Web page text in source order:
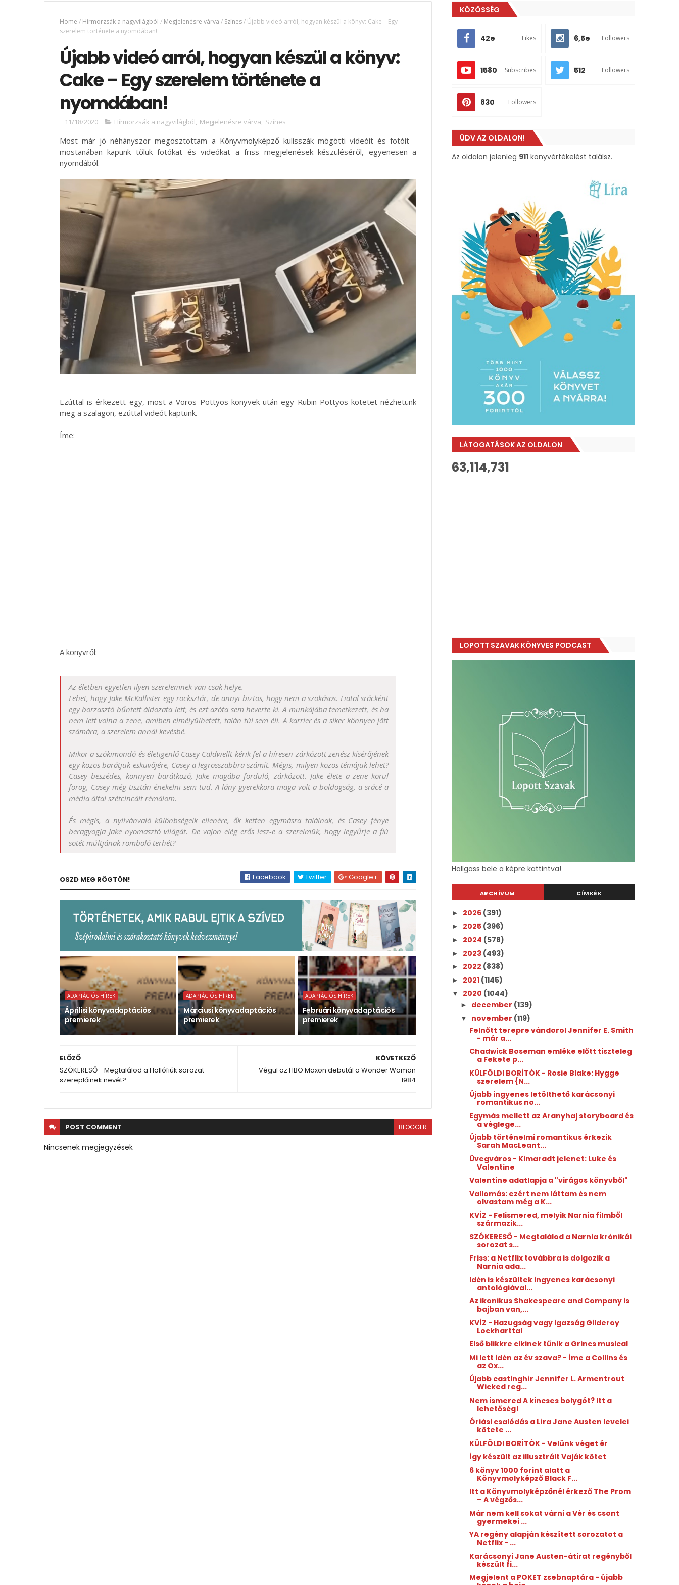
Home / Hírmorzsák a nagyvilágból / Megjelenésre várva / Színes/ Újabb videó arról, hogyan készül a könyv: Cake – Egy
szerelem története a nyomdában!
Újabb videó arról, hogyan készül a könyv:
Cake – Egy szerelem története a
nyomdában!
11/18/2020 Hírmorzsák a nagyvilágból, Megjelenésre várva, Színes
Most már jó néhányszor megosztottam a Könyvmolyképző kulisszák mögötti videóit és fotóit -
mostanában kapunk tőlük fotókat és videókat a friss megjelenések készüléséről, egyenesen a
nyomdából.
Ezúttal is érkezett egy, most a Vörös Pöttyös könyvek után egy Rubin Pöttyös kötetet nézhetünk
meg a szalagon, ezúttal videót kaptunk.
Íme:
A könyvről:
Az életben egyetlen ilyen szerelemnek van csak helye.
Lehet, hogy Jake McKallister egy rocksztár, de annyi biztos, hogy nem a szokásos. Fiatal srácként
egy borzasztó bűntett áldozata lett, és ezt azóta sem heverte ki. A munkájába temetkezett, és ha
nem lett volna a zene, amiben elmélyülhetett, talán túl sem éli. A karrier és a siker könnyen jött
számára, a szerelem annál kevésbé.
Mikor a szókimondó és életigenlő Casey Caldwellt kérik fel a híresen zárkózott zenész kísérőjének
egy közös barátjuk esküvőjére, Casey a legrosszabbra számít. Mégis, milyen közös témájuk lehet?
Casey beszédes, könnyen barátkozó, Jake magába forduló, zárkózott. Jake élete a zene körül
forog, Casey még tisztán énekelni sem tud. A lány gyerekkora maga volt a boldogság, a srácé a
média által szétcincált rémálom.
És mégis, a nyilvánvaló különbségeik ellenére, ők ketten egymásra találnak, és Casey fénye
beragyogja Jake nyomasztó világát. De vajon elég erős lesz-e a szerelmük, hogy legyűrje a fiú
sötét múltjának romboló terhét?
OSZD MEG RÖGTÖN! Facebook Twitter Google+
ADAPTÁCIÓS HÍREK
Áprilisi könyvadaptációs
premierek
ADAPTÁCIÓS HÍREK
Márciusi könyvadaptációs
premierek
ADAPTÁCIÓS HÍREK
Februári könyvadaptációs
premierek
KÖVETKEZŐ
Végül az HBO Maxon debütál a Wonder Woman
1984
ELŐZŐ
SZÓKERESŐ - Megtalálod a Hollófiúk sorozat
szereplőinek nevét?
POST COMMENT BLOGGER
Nincsenek megjegyzések
KÖZÖSSÉG
42e Likes 6,5e Followers
1580 Subscribes 512 Followers
830 Followers
ÜDV AZ OLDALON!
Az oldalon jelenleg 911 könyvértékelést találsz.
LÁTOGATÁSOK AZ OLDALON
63,114,731
LOPOTT SZAVAK KÖNYVES PODCAST
Hallgass bele a képre kattintva!
ARCHÍVUM CÍMKÉK
► 2026 (391)
► 2025 (396)
► 2024 (578)
► 2023 (493)
► 2022 (838)
► 2021 (1145)
▼ 2020 (1044)
► december (139)
▼ november (119)
Felnőtt terepre vándorol Jennifer E. Smith
- már a...
Chadwick Boseman emléke előtt tiszteleg
a Fekete p...
KÜLFÖLDI BORÍTÓK - Rosie Blake: Hygge ​
szerelem {N...
Újabb ingyenes letölthető karácsonyi
romantikus no...
Egymás mellett az Aranyhaj storyboard és
a véglege...
Újabb történelmi romantikus érkezik
Sarah MacLeant...
Üvegváros - Kimaradt jelenet: Luke és
Valentine
Valentine adatlapja a "virágos könyvből"
Vallomás: ezért nem láttam és nem
olvastam még a K...
KVÍZ - Felismered, melyik Narnia filmből
származik...
SZÓKERESŐ - Megtalálod a Narnia krónikái
sorozat s...
Friss: a Netflix továbbra is dolgozik a
Narnia ada...
Idén is készültek ingyenes karácsonyi
antológiával...
Az ikonikus Shakespeare and Company is
bajban van,...
KVÍZ - Hazugság vagy igazság Gilderoy
Lockharttal
Első blikkre cikinek tűnik a Grincs musical
Mi lett idén az év szava? - Íme a Collins és
az Ox...
Újabb castinghír Jennifer L. Armentrout
Wicked reg...
Nem ismered A kincses bolygót? Itt a
lehetőség!
Óriási csalódás a Líra Jane Austen levelei
kötete ...
KÜLFÖLDI BORÍTÓK - Velünk véget ér
Így készült az illusztrált Vaják kötet
6 könyv 1000 forint alatt a
Könyvmolyképző Black F...
Itt a Könyvmolyképzőnél érkező The Prom
– A végzős...
Már nem kell sokat várni a Vér és csont
gyermekei ...
YA regény alapján készített sorozatot a
Netflix - ...
Karácsonyi Jane Austen-átirat regényből
készült fi...
Megjelent a POKET zsebnaptára - újabb